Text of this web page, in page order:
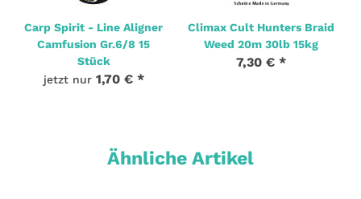
Carp Spirit - Line Aligner
Camfusion Gr.6/8 15
Stück
jetzt nur 1,70 € *
Climax Cult Hunters Braid
Weed 20m 30lb 15kg
7,30 € *
Ähnliche Artikel